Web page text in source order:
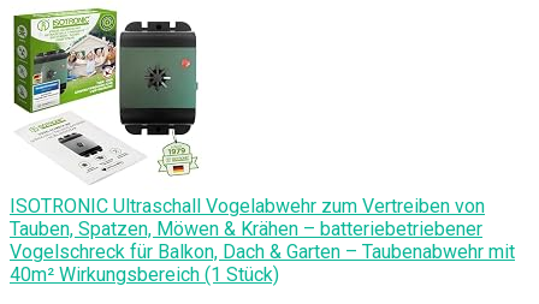
ISOTRONIC Ultraschall Vogelabwehr zum Vertreiben von
Tauben, Spatzen, Möwen & Krähen – batteriebetriebener
Vogelschreck für Balkon, Dach & Garten – Taubenabwehr mit
40m² Wirkungsbereich (1 Stück)